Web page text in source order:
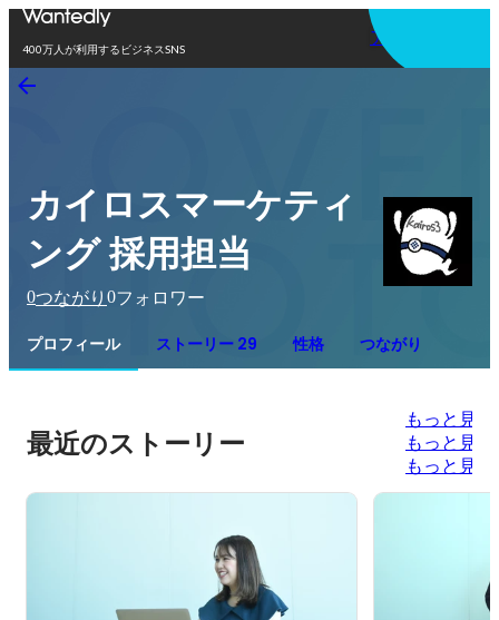
400万人が利用するビジネスSNS
アプリを使う
カイロスマーケティ
ング 採用担当
0つながり 0フォロワー
プロフィール ストーリー 29 性格 つながり
最近のストーリー
もっと見る
もっと見る
もっと見る